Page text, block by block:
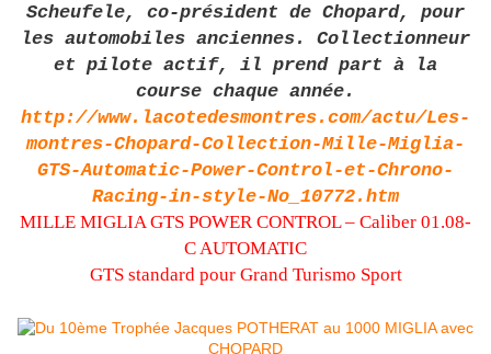
Scheufele, co-président de Chopard, pour
les automobiles anciennes. Collectionneur
et pilote actif, il prend part à la
course chaque année.
http://www.lacotedesmontres.com/actu/Les-
montres-Chopard-Collection-Mille-Miglia-
GTS-Automatic-Power-Control-et-Chrono-
Racing-in-style-No_10772.htm
MILLE MIGLIA GTS POWER CONTROL – Caliber 01.08-
C AUTOMATIC
GTS standard pour Grand Turismo Sport